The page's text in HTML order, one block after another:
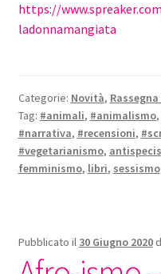
https://
ladonnamangiata
Categorie: Novità,
Tag: #animali, #animalismo,
#narrativa, #recensioni,
#vegetarianismo,
femminismo, libri, sessismo
Pubblicato il 30 Giugno 2020